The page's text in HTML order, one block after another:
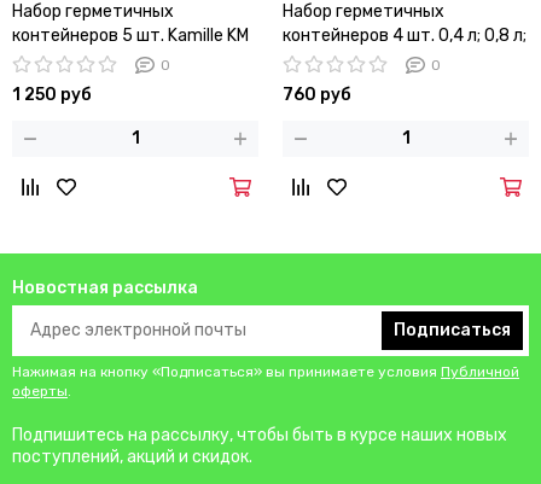
Набор герметичных
контейнеров 5 шт. Kamille KM
20000 с крышками, для еды и
хранения продуктов (0,5 л;
0,9 л; 1,5 л; 2,5 л; 3,5 л.)
0
1 250 руб
Набор герметичных
контейнеров 4 шт. 0,4 л; 0,8 л;
1,35 л; 2 л. Kamille KM 20002
квадратные
0
760 руб
Новостная рассылка
Подписаться
Нажимая на кнопку «Подписаться» вы принимаете условия Публичной
оферты.
Подпишитесь на рассылку, чтобы быть в курсе наших новых
поступлений, акций и скидок.